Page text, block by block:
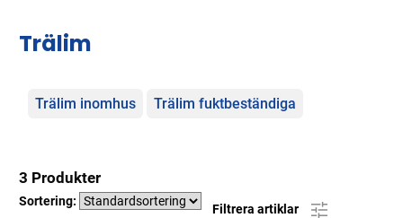
Trälim
Kategorier
Trälim inomhus Trälim fuktbeständiga
3 Produkter
Sortering:
Filtrera artiklar